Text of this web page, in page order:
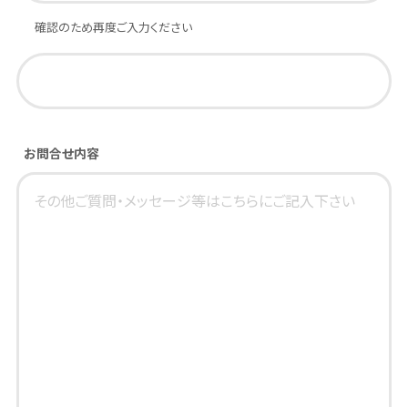
確認のため再度ご入力ください
お問合せ内容